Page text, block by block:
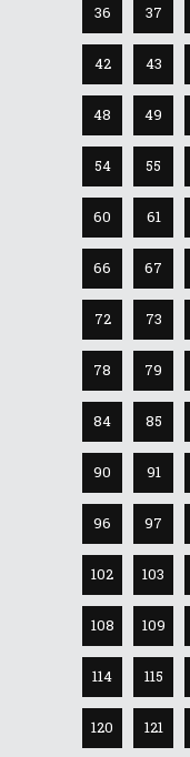
36 37
42 43
48 49
54 55
60 61
66 67
72 73
78 79
84 85
90 91
96 97
102 103
108 109
114 115
120 121